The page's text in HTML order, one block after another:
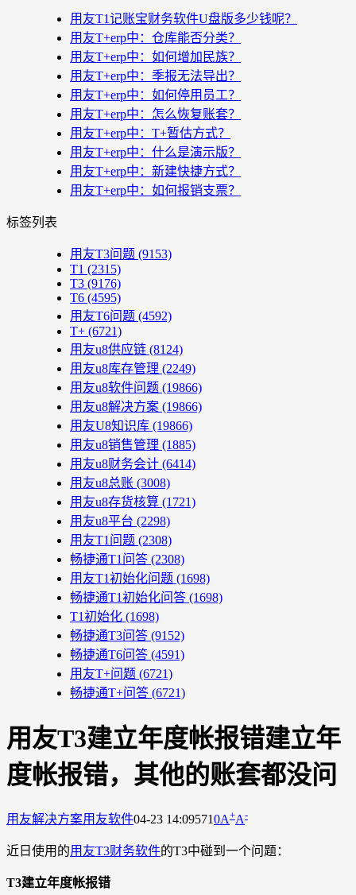
用友T1记账宝财务软件U盘版多少钱呢？
用友T+erp中：仓库能否分类？
用友T+erp中：如何增加民族？
用友T+erp中：季报无法导出？
用友T+erp中：如何停用员工？
用友T+erp中：怎么恢复账套？
用友T+erp中：T+暂估方式？
用友T+erp中：什么是演示版？
用友T+erp中：新建快捷方式？
用友T+erp中：如何报销支票？
标签列表
用友T3问题 (9153)
T1 (2315)
T3 (9176)
T6 (4595)
用友T6问题 (4592)
T+ (6721)
用友u8供应链 (8124)
用友u8库存管理 (2249)
用友u8软件问题 (19866)
用友u8解决方案 (19866)
用友U8知识库 (19866)
用友u8销售管理 (1885)
用友u8财务会计 (6414)
用友u8总账 (3008)
用友u8存货核算 (1721)
用友u8平台 (2298)
用友T1问题 (2308)
畅捷通T1问答 (2308)
用友T1初始化问题 (1698)
畅捷通T1初始化问答 (1698)
T1初始化 (1698)
畅捷通T3问答 (9152)
畅捷通T6问答 (4591)
用友T+问题 (6721)
畅捷通T+问答 (6721)
用友T3建立年度帐报错建立年
度帐报错，其他的账套都没问
用友解决方案用友软件04-23 14:095710A+A-
近日使用的用友T3财务软件的T3中碰到一个问题：
T3建立年度帐报错